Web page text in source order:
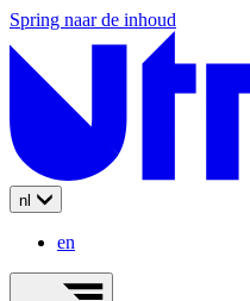
Spring naar de inhoud
nl
en